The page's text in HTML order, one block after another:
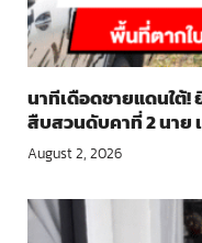
นาทีเดือดชายแดนใต้!
สืบสวนดับคาที่ 2 นาย
August 2, 2026